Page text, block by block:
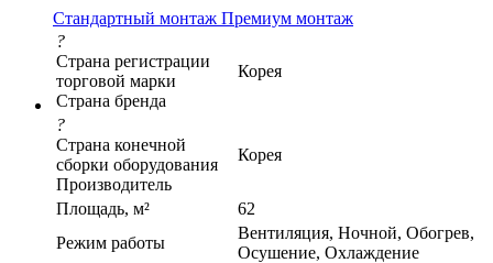
Стандартный монтаж Премиум монтаж
?
Страна регистрации
торговой марки
Страна бренда
Корея
?
Страна конечной
сборки оборудования
Производитель
Корея
Площадь, м²
62
Режим работы
Вентиляция, Ночной, Обогрев,
Осушение, Охлаждение